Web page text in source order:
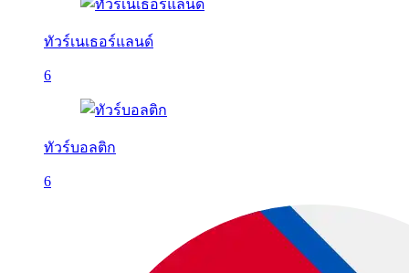
ทัวร์เนเธอร์แลนด์
6
ทัวร์บอลติก
6